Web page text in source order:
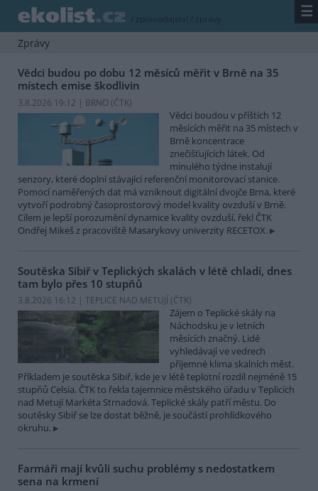
/ zpravodajství / zprávy ☰
Zprávy
Vědci budou po dobu 12 měsíců měřit v Brně na 35
místech emise škodlivin
3.8.2026 19:12 | BRNO (ČTK)
Vědci boudou v příštích 12
měsících měřit na 35 místech v
Brně koncentrace
znečišťujících látek. Od
minulého týdne instalují
senzory, které doplní stávající referenční monitorovací stanice.
Pomocí naměřených dat má vzniknout digitální dvojče Brna, které
vytvoří podrobný časoprostorový model kvality ovzduší v Brně.
Cílem je lepší porozumění dynamice kvality ovzduší, řekl ČTK
Ondřej Mikeš z pracoviště Masarykovy univerzity RECETOX.
Soutěska Sibiř v Teplických skalách v létě chladí, dnes
tam bylo přes 10 stupňů
3.8.2026 16:12 | TEPLICE NAD METUJÍ (ČTK)
Zájem o Teplické skály na
Náchodsku je v letních
měsících značný. Lidé
vyhledávají ve vedrech
příjemné klima skalních měst.
Příkladem je soutěska Sibiř, kde je v létě teplotní rozdíl nejméně 15
stupňů Celsia. ČTK to řekla tajemnice městského úřadu v Teplicích
nad Metují Markéta Strnadová. Teplické skály patří městu. Do
soutěsky Sibiř se lze dostat běžně, je součástí prohlídkového
okruhu.
Farmáři mají kvůli suchu problémy s nedostatkem
sena na krmení